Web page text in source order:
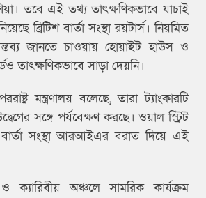
তবে এই তথ্য তাৎক্ষণিকভাবে যাচাই
ব্রিটিশ বার্তা সংস্থা রয়টার্স। নিয়মিত
জানতে চাওয়ায় হোয়াইট হাউস ও
তাৎক্ষণিকভাবে সাড়া দেয়নি।
মন্ত্রণালয় বলেছে, তারা ট্যাংকারটি
সঙ্গে পর্যবেক্ষণ করছে। ওয়াল স্ট্রিট
বার্তা সংস্থা আরআইএর বরাত দিয়ে এই
ক্যারিবীয় অঞ্চলে সামরিক কার্যক্রম